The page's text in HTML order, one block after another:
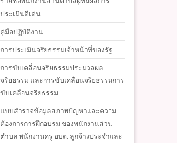
ประเมินดีเด่น
คู่มือปฏิบัติงาน
การประเมินจริยธรรมเจ้าหน้าที่ของรัฐ
การขับเคลื่อนจริยธรรมประมวลผล
จริยธรรม และการขับเคลื่อนจริยธรรมการ
ขับเคลื่อนจริยธรรม
แบบสำรวจข้อมูลสภาพปัญหาและความ
ต้องการการฝึกอบรม ของพนักงานส่วน
ตำบล พนักงานครู อบต. ลูกจ้างประจำและ